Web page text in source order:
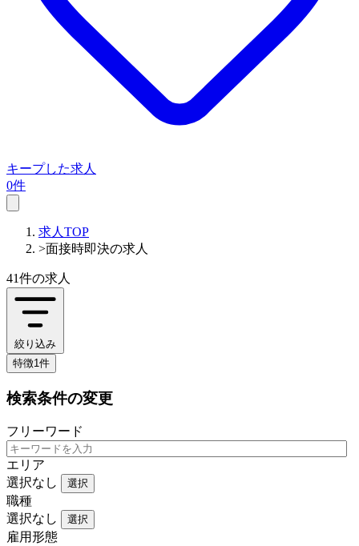
キープした求人
0件
求人TOP
>面接時即決の求人
41件の求人
絞り込み
特徴1件
検索条件の変更
フリーワード
エリア
選択なし
選択
職種
選択なし
選択
雇用形態